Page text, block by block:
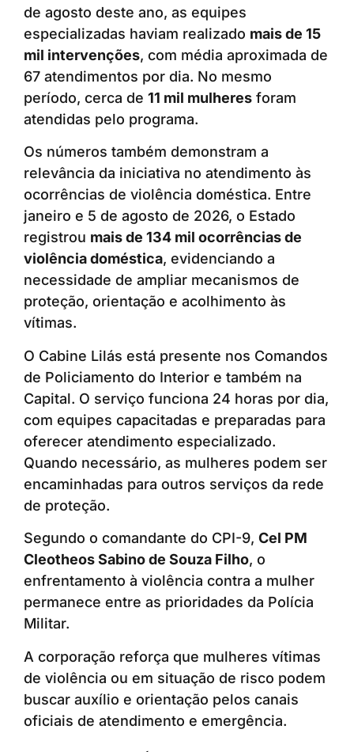
de agosto deste ano, as equipes
especializadas haviam realizado mais de 15
mil intervenções, com média aproximada de
67 atendimentos por dia. No mesmo
período, cerca de 11 mil mulheres foram
atendidas pelo programa.
Os números também demonstram a
relevância da iniciativa no atendimento às
ocorrências de violência doméstica. Entre
janeiro e 5 de agosto de 2026, o Estado
registrou mais de 134 mil ocorrências de
violência doméstica, evidenciando a
necessidade de ampliar mecanismos de
proteção, orientação e acolhimento às
vítimas.
O Cabine Lilás está presente nos Comandos
de Policiamento do Interior e também na
Capital. O serviço funciona 24 horas por dia,
com equipes capacitadas e preparadas para
oferecer atendimento especializado.
Quando necessário, as mulheres podem ser
encaminhadas para outros serviços da rede
de proteção.
Segundo o comandante do CPI-9, Cel PM
Cleotheos Sabino de Souza Filho, o
enfrentamento à violência contra a mulher
permanece entre as prioridades da Polícia
Militar.
A corporação reforça que mulheres vítimas
de violência ou em situação de risco podem
buscar auxílio e orientação pelos canais
oficiais de atendimento e emergência.